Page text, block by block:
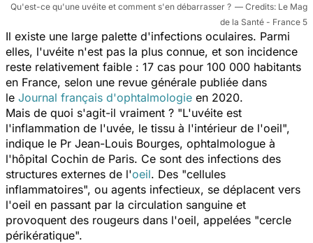
Qu'est-ce qu'une uvéite et comment s'en débarrasser ?
Le Mag
de la Santé - France 5
Il existe une large palette d'infections oculaires. Parmi
elles, l'uvéite n'est pas la plus connue, et son incidence
reste relativement faible : 17 cas pour 100 000 habitants
en France, selon une revue générale publiée dans
le Journal français d'ophtalmologie en 2020.
Mais de quoi s'agit-il vraiment ? "L'uvéite est
l'inflammation de l'uvée, le tissu à l'intérieur de l'oeil",
indique le Pr Jean-Louis Bourges, ophtalmologue à
l'hôpital Cochin de Paris. Ce sont des infections des
structures externes de l'oeil. Des "cellules
inflammatoires", ou agents infectieux, se déplacent vers
l'oeil en passant par la circulation sanguine et
provoquent des rougeurs dans l'oeil, appelées "cercle
périkératique".